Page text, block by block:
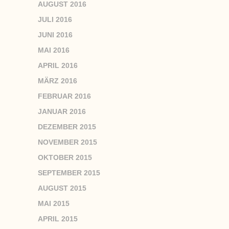
AUGUST 2016
JULI 2016
JUNI 2016
MAI 2016
APRIL 2016
MÄRZ 2016
FEBRUAR 2016
JANUAR 2016
DEZEMBER 2015
NOVEMBER 2015
OKTOBER 2015
SEPTEMBER 2015
AUGUST 2015
MAI 2015
APRIL 2015